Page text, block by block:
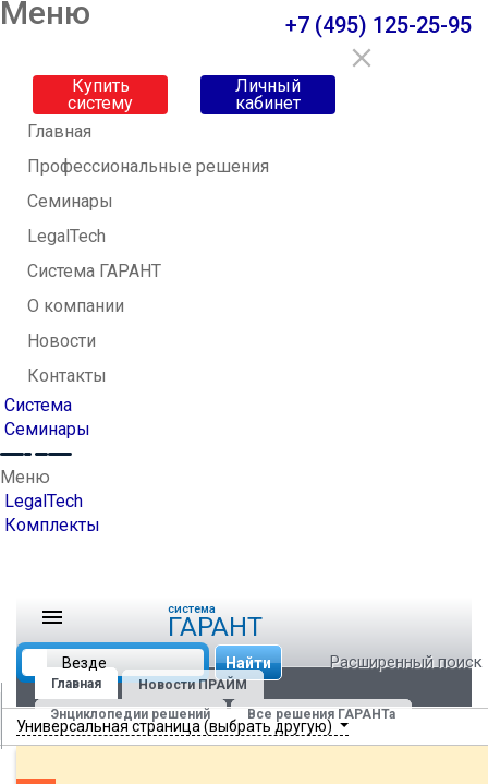
Меню
Купить
систему
Личный
кабинет
Главная
Профессиональные решения
Семинары
LegalTech
Система ГАРАНТ
О компании
Новости
Контакты
Система
Семинары
Меню
LegalTech
Комплекты
+7 (495) 125-25-95
cистема
ГАРАНТ
Найти Расширенный поиск
Главная
Новости ПРАЙМ
Энциклопедии решений
Все решения ГАРАНТа
Универсальная страница (выбрать другую)